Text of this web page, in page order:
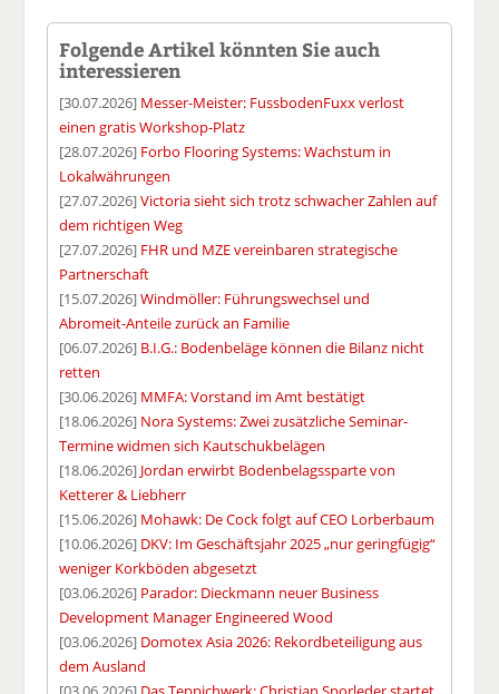
Folgende Artikel könnten Sie auch
interessieren
[30.07.2026] Messer-Meister: FussbodenFuxx verlost
einen gratis Workshop-Platz
[28.07.2026] Forbo Flooring Systems: Wachstum in
Lokalwährungen
[27.07.2026]Victoria sieht sich trotz schwacher Zahlen auf
dem richtigen Weg
[27.07.2026] FHR und MZE vereinbaren strategische
Partnerschaft
[15.07.2026]Windmöller: Führungswechsel und
Abromeit-Anteile zurück an Familie
[06.07.2026] B.I.G.: Bodenbeläge können die Bilanz nicht
retten
[30.06.2026] MMFA: Vorstand im Amt bestätigt
[18.06.2026] Nora Systems: Zwei zusätzliche Seminar-
Termine widmen sich Kautschukbelägen
[18.06.2026] Jordan erwirbt Bodenbelagssparte von
Ketterer & Liebherr
[15.06.2026] Mohawk: De Cock folgt auf CEO Lorberbaum
[10.06.2026] DKV: Im Geschäftsjahr 2025 „nur geringfügig“
weniger Korkböden abgesetzt
[03.06.2026] Parador: Dieckmann neuer Business
Development Manager Engineered Wood
[03.06.2026] Domotex Asia 2026: Rekordbeteiligung aus
dem Ausland